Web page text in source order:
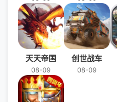
天天帝国
08-09
创世战车
08-09